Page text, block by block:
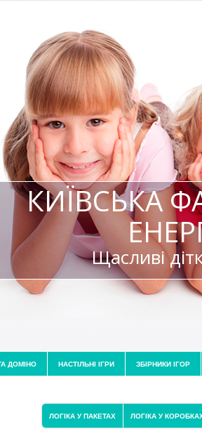
КИЇВСЬКА
Щасливі
ДОМІНО НАСТІЛЬНІ ІГРИ ЗБІРНИКИ ІГОР
ЛОГІКА У ПАКЕТАХ ЛОГІКА У